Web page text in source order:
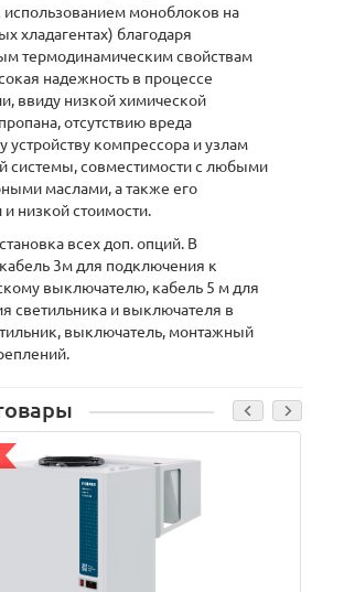
использованием моноблоков на
хладагентах) благодаря
термодинамическим свойствам
надежность в процессе
ввиду низкой химической
отсутствию вреда
устройству компрессора и узлам
системы, совместимости с любыми
маслами, а также его
и низкой стоимости.
всех доп. опций. В
3м для подключения к
выключателю, кабель 5 м для
светильника и выключателя в
выключатель, монтажный